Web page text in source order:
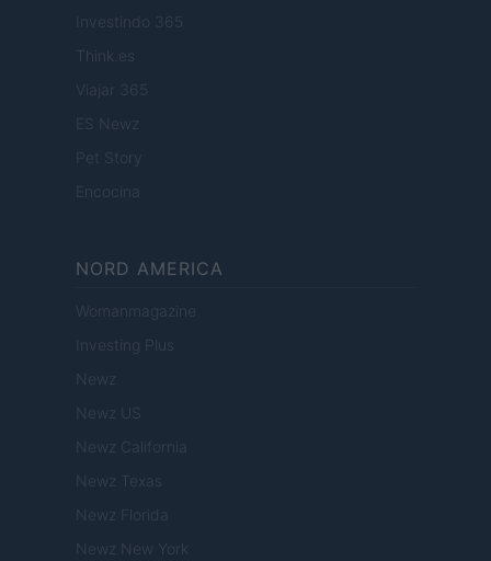
Investindo 365
Think.es
Viajar 365
ES Newz
Pet Story
Encocina
NORD AMERICA
Womanmagazine
Investing Plus
Newz
Newz US
Newz California
Newz Texas
Newz Florida
Newz New York